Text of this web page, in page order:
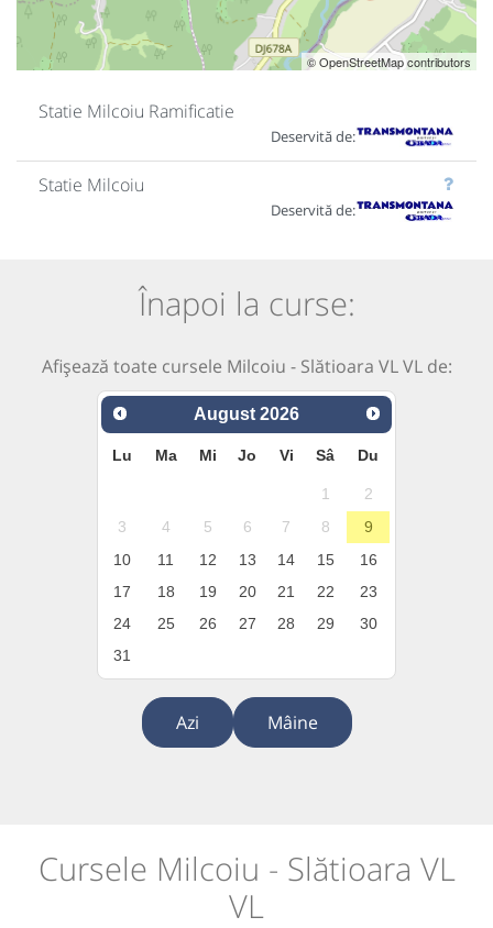
© OpenStreetMap contributors
Statie Milcoiu Ramificatie
Deservită de:
Statie Milcoiu
Deservită de:
Înapoi la curse:
Afișează toate cursele Milcoiu - Slătioara VL VL de:
August 2026
Lu Ma Mi Jo Vi Sâ Du
1
2
3
4 5 6 7 8
9
10
11 12 13 14 15
16
17
18 19 20 21 22
23
24
25 26 27 28 29
30
31
Azi Mâine
Cursele Milcoiu - Slătioara VL
VL